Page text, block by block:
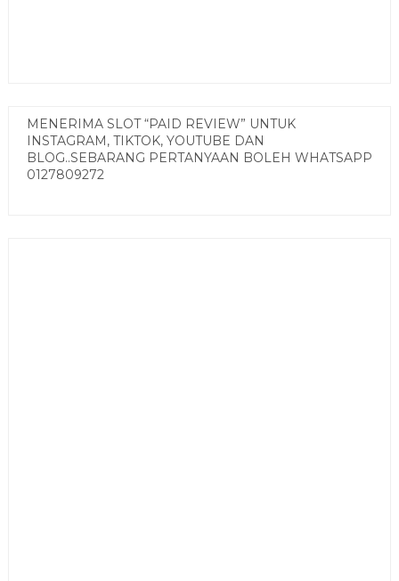
MENERIMA SLOT “PAID REVIEW” UNTUK
INSTAGRAM, TIKTOK, YOUTUBE DAN
BLOG..SEBARANG PERTANYAAN BOLEH WHATSAPP
0127809272